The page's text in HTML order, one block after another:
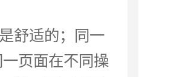
舒适的；同一
页面在不同操